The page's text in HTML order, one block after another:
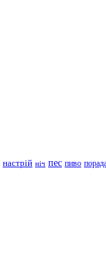
настрій ніч пес пиво